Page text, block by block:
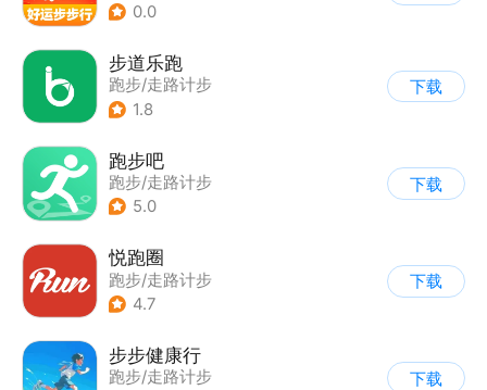
0.0
步道乐跑
跑步/走路计步
1.8
下载
跑步吧
跑步/走路计步
5.0
下载
悦跑圈
跑步/走路计步
4.7
下载
步步健康行
跑步/走路计步
下载